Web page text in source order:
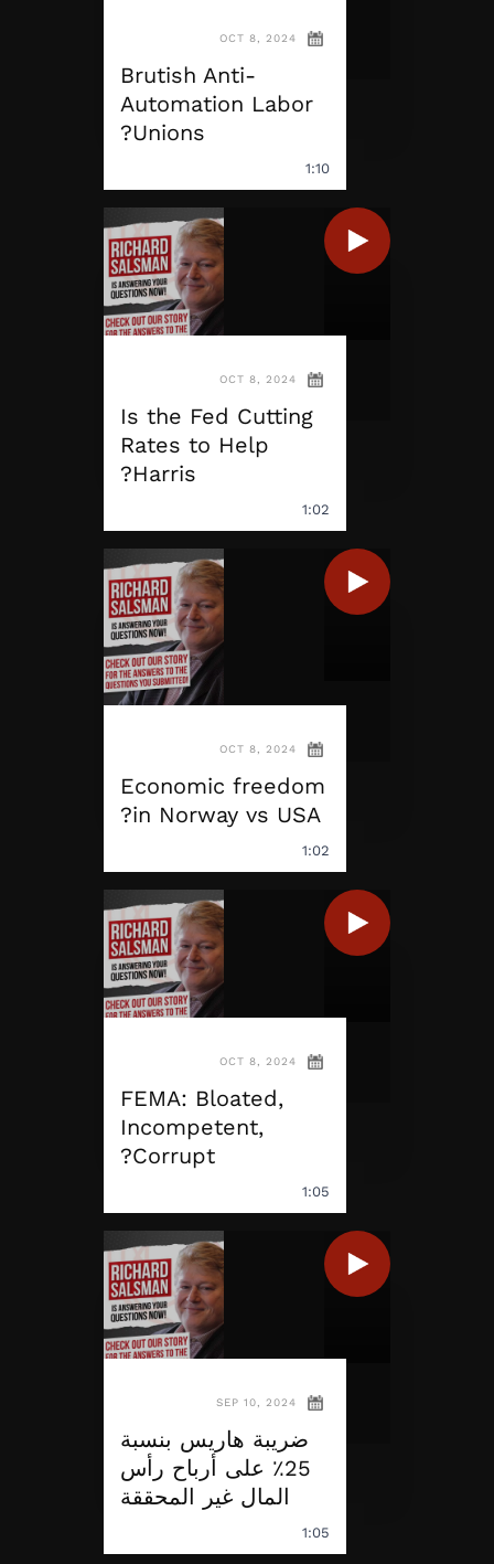
OCT 8, 2024
Brutish Anti-
Automation Labor
Unions?
1:10
OCT 8, 2024
Is the Fed Cutting
Rates to Help
Harris?
1:02
OCT 8, 2024
Economic freedom
in Norway vs USA?
1:02
OCT 8, 2024
FEMA: Bloated,
Incompetent,
Corrupt?
1:05
SEP 10, 2024
ضريبة هاريس بنسبة
25٪ على أرباح رأس
المال غير المحققة
1:05